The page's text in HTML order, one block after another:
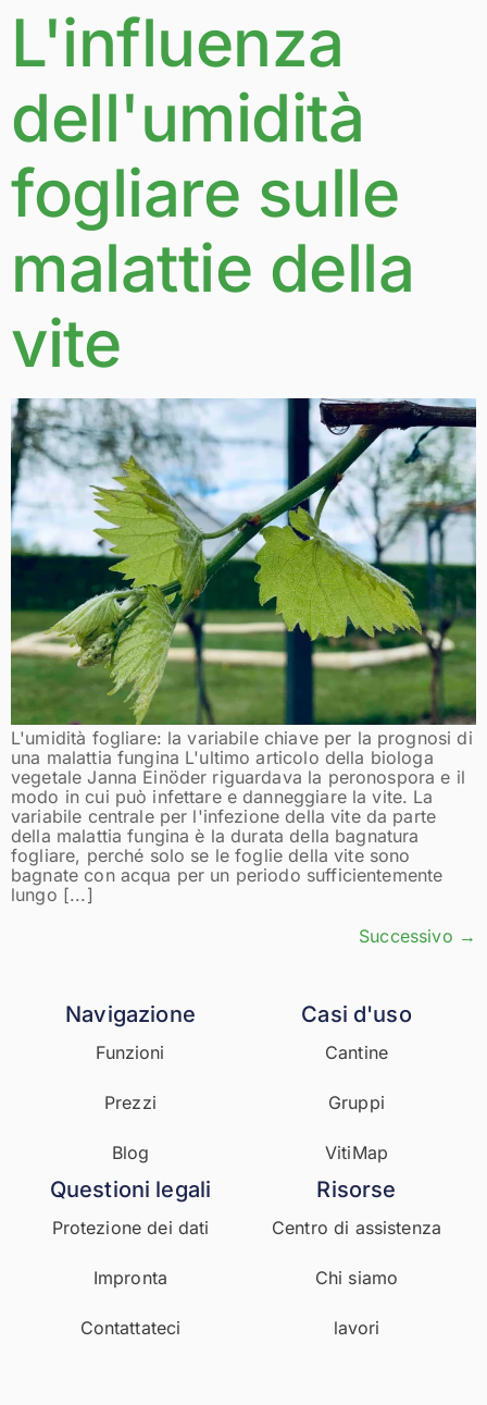
L'influenza
dell'umidità
fogliare sulle
malattie della
vite
L'umidità fogliare: la variabile chiave per la prognosi di
una malattia fungina L'ultimo articolo della biologa
vegetale Janna Einöder riguardava la peronospora e il
modo in cui può infettare e danneggiare la vite. La
variabile centrale per l'infezione della vite da parte
della malattia fungina è la durata della bagnatura
fogliare, perché solo se le foglie della vite sono
bagnate con acqua per un periodo sufficientemente
lungo [...]
Successivo →
Navigazione
Funzioni
Prezzi
Blog
Casi d'uso
Cantine
Gruppi
VitiMap
Questioni legali
Protezione dei dati
Impronta
Contattateci
Risorse
Centro di assistenza
Chi siamo
lavori